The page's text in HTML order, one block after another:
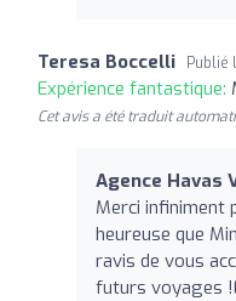
Teresa Boccelli Publié
Expérience fantastique:
Cet avis a été traduit
Agence Havas
Merci infiniment
heureuse que
ravis de vous
futurs voyages